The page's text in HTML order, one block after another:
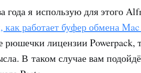
года я использую для этого
как работает буфер обмена
лицензии Powerpack,
В таком случае вам